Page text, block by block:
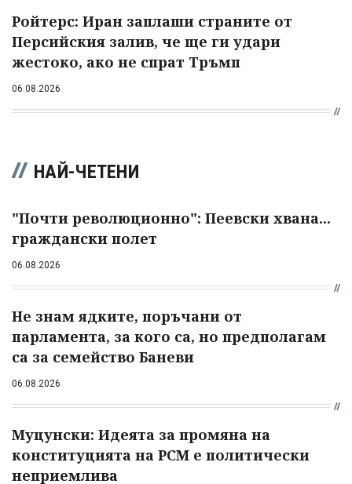
Ройтерс: Иран заплаши страните от
Персийския залив, че ще ги удари
жестоко, ако не спрат Тръмп
06.08.2026
НАЙ-ЧЕТЕНИ
"Почти революционно": Пеевски хвана...
граждански полет
06.08.2026
Не знам ядките, поръчани от
парламента, за кого са, но предполагам
са за семейство Баневи
06.08.2026
Муцунски: Идеята за промяна на
конституцията на РСМ е политически
неприемлива